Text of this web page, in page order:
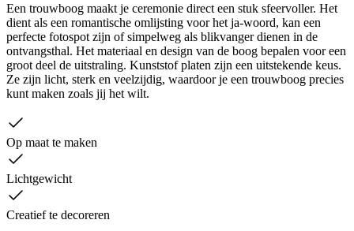
Een trouwboog maakt je ceremonie direct een stuk sfeervoller. Het
dient als een romantische omlijsting voor het ja-woord, kan een
perfecte fotospot zijn of simpelweg als blikvanger dienen in de
ontvangsthal. Het materiaal en design van de boog bepalen voor een
groot deel de uitstraling. Kunststof platen zijn een uitstekende keus.
Ze zijn licht, sterk en veelzijdig, waardoor je een trouwboog precies
kunt maken zoals jij het wilt.
Op maat te maken
Lichtgewicht
Creatief te decoreren